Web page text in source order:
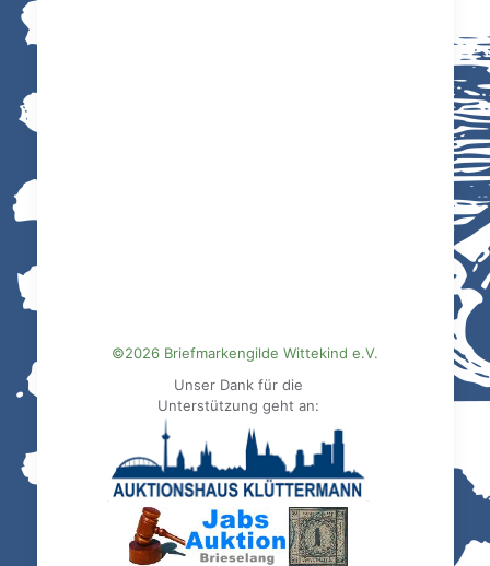
©2026 Briefmarkengilde Wittekind e.V.
Unser Dank für die
Unterstützung geht an: